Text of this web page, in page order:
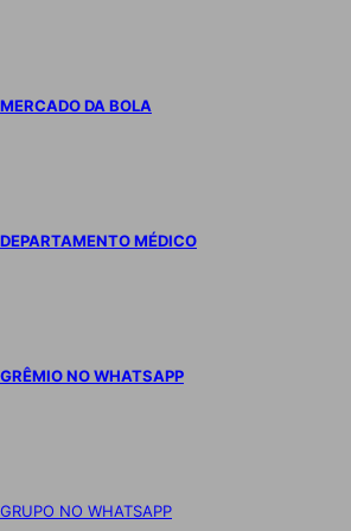
MERCADO DA BOLA
DEPARTAMENTO MÉDICO
GRÊMIO NO WHATSAPP
GRUPO NO WHATSAPP